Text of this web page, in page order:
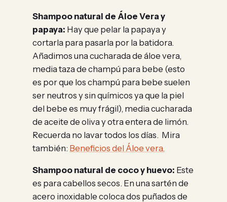
Shampoo natural de Áloe Vera y
papaya: Hay que pelar la papaya y
cortarla para pasarla por la batidora.
Añadimos una cucharada de áloe vera,
media taza de champú para bebe (esto
es por que los champú para bebe suelen
ser neutros y sin químicos ya que la piel
del bebe es muy frágil), media cucharada
de aceite de oliva y otra entera de limón.
Recuerda no lavar todos los días. Mira
también: Beneficios del Áloe vera.
Shampoo natural de coco y huevo: Este
es para cabellos secos. En una sartén de
acero inoxidable coloca dos puñados de